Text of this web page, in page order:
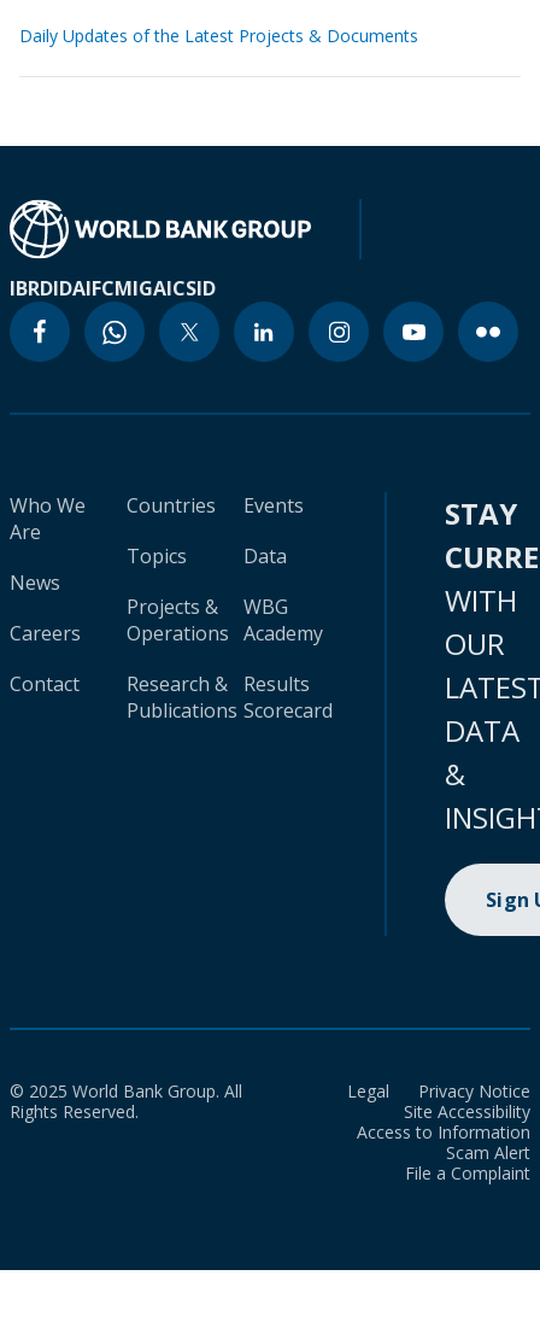
Daily Updates of the Latest Projects & Documents
IBRDIDAIFCMIGAICSID
Who We
Are
News
Careers
Contact
Countries
Topics
Projects &
Operations
Research &
Publications
Events
Data
WBG
Academy
Results
Scorecard
STAY
WITH
OUR
DATA
&
Sign
© 2025 World Bank Group. All
Rights Reserved.
Legal
Privacy Notice
Site Accessibility
Access to Information
Scam Alert
File a Complaint